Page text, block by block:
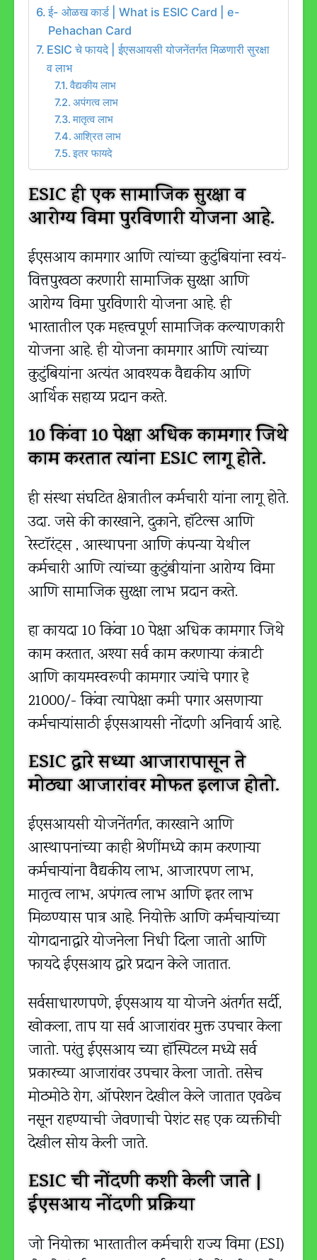
ई- ओळख कार्ड | What is ESIC Card | e-
Pehachan Card
ESIC चे फायदे | ईएसआयसी योजनेंतर्गत मिळणारी सुरक्षा
व लाभ
वैद्यकीय लाभ
अपंगत्व लाभ
मातृत्व लाभ
आश्रित लाभ
इतर फायदे
ESIC ही एक सामाजिक सुरक्षा व
आरोग्य विमा पुरविणारी योजना आहे.
ईएसआय कामगार आणि त्यांच्या कुटुंबियांना स्वयं-
वित्तपुरवठा करणारी सामाजिक सुरक्षा आणि
आरोग्य विमा पुरविणारी योजना आहे. ही
भारतातील एक महत्त्वपूर्ण सामाजिक कल्याणकारी
योजना आहे. ही योजना कामगार आणि त्यांच्या
कुटुंबियांना अत्यंत आवश्यक वैद्यकीय आणि
आर्थिक सहाय्य प्रदान करते.
10 किंवा 10 पेक्षा अधिक कामगार जिथे
काम करतात त्यांना ESIC लागू होते.
ही संस्था संघटित क्षेत्रातील कर्मचारी यांना लागू होते.
उदा. जसे की कारखाने, दुकाने, हॉटेल्स आणि
रेस्टॉरंट्स , आस्थापना आणि कंपन्या येथील
कर्मचारी आणि त्यांच्या कुटुंबीयांना आरोग्य विमा
आणि सामाजिक सुरक्षा लाभ प्रदान करते.
हा कायदा 10 किंवा 10 पेक्षा अधिक कामगार जिथे
काम करतात, अश्या सर्व काम करणाऱ्या कंत्राटी
आणि कायमस्वरूपी कामगार ज्यांचे पगार हे
21000/- किंवा त्यापेक्षा कमी पगार असणाऱ्या
कर्मचाऱ्यांसाठी ईएसआयसी नोंदणी अनिवार्य आहे.
ESIC द्वारे सध्या आजारापासून ते
मोठ्या आजारांवर मोफत इलाज होतो.
ईएसआयसी योजनेंतर्गत, कारखाने आणि
आस्थापनांच्या काही श्रेणींमध्ये काम करणाऱ्या
कर्मचाऱ्यांना वैद्यकीय लाभ, आजारपण लाभ,
मातृत्व लाभ, अपंगत्व लाभ आणि इतर लाभ
मिळण्यास पात्र आहे. नियोक्ते आणि कर्मचार्‍यांच्या
योगदानाद्वारे योजनेला निधी दिला जातो आणि
फायदे ईएसआय द्वारे प्रदान केले जातात.
सर्वसाधारणपणे, ईएसआय या योजने अंतर्गत सर्दी,
खोकला, ताप या सर्व आजारांवर मुक्त उपचार केला
जातो. परंतु ईएसआय च्या हॉस्पिटल मध्ये सर्व
प्रकारच्या आजारांवर उपचार केला जातो. तसेच
मोठमोठे रोग, ऑपरेशन देखील केले जातात एवढेच
नसून राहण्याची जेवणाची पेशंट सह एक व्यक्तीची
देखील सोय केली जाते.
ESIC ची नोंदणी कशी केली जाते |
ईएसआय नोंदणी प्रक्रिया
जो नियोक्ता भारतातील कर्मचारी राज्य विमा (ESI)